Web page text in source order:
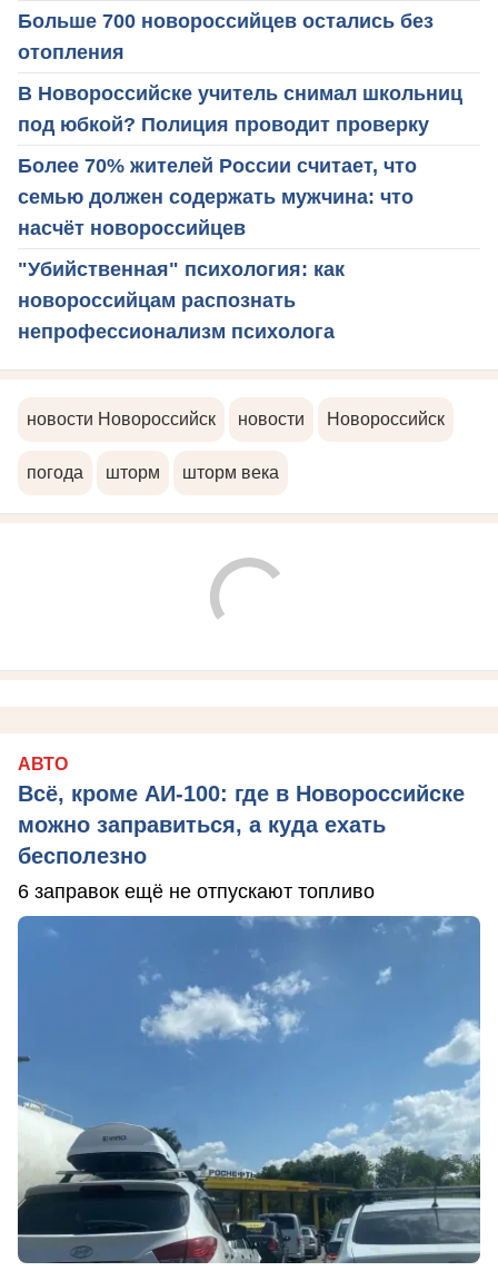
Больше 700 новороссийцев остались без
отопления
В Новороссийске учитель снимал школьниц
под юбкой? Полиция проводит проверку
Более 70% жителей России считает, что
семью должен содержать мужчина: что
насчёт новороссийцев
"Убийственная" психология: как
новороссийцам распознать
непрофессионализм психолога
новости Новороссийск новости Новороссийск
погода шторм шторм века
АВТО
Всё, кроме АИ-100: где в Новороссийске
можно заправиться, а куда ехать
бесполезно
6 заправок ещё не отпускают топливо